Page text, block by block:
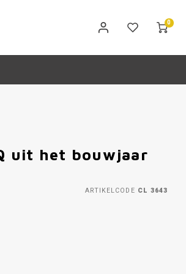
0
uit het bouwjaar
ARTIKELCODE CL 3643